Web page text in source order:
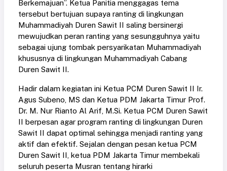
Berkemajuan”. Ketua Panitia menggagas tema
tersebut bertujuan supaya ranting di lingkungan
Muhammadiyah Duren Sawit II saling bersinergi
mewujudkan peran ranting yang sesungguhnya yaitu
sebagai ujung tombak persyarikatan Muhammadiyah
khususnya di lingkungan Muhammadiyah Cabang
Duren Sawit II.
Hadir dalam kegiatan ini Ketua PCM Duren Sawit II Ir.
Agus Subeno, MS dan Ketua PDM Jakarta Timur Prof.
Dr. M. Nur Rianto Al Arif, M.Si. Ketua PCM Duren Sawit
II berpesan agar program ranting di lingkungan Duren
Sawit II dapat optimal sehingga menjadi ranting yang
aktif dan efektif. Sejalan dengan pesan ketua PCM
Duren Sawit II, ketua PDM Jakarta Timur membekali
seluruh peserta Musran tentang hirarki